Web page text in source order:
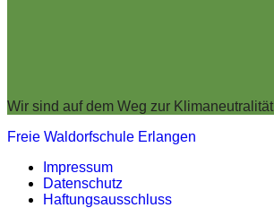
Wir sind auf dem Weg zur Klimaneutralität
Freie Waldorfschule Erlangen
Impressum
Datenschutz
Haftungsausschluss